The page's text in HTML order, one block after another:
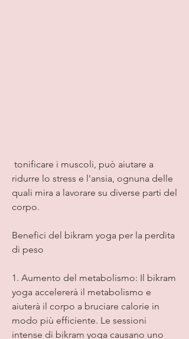
ridurre lo stress e l'ansia, ognuna delle
quali mira a lavorare su diverse parti del
corpo.
Benefici del bikram yoga per la perdita
di peso
1. Aumento del metabolismo: Il bikram
yoga accelererà il metabolismo e
aiuterà il corpo a bruciare calorie in
modo più efficiente. Le sessioni
intense di bikram yoga causano uno